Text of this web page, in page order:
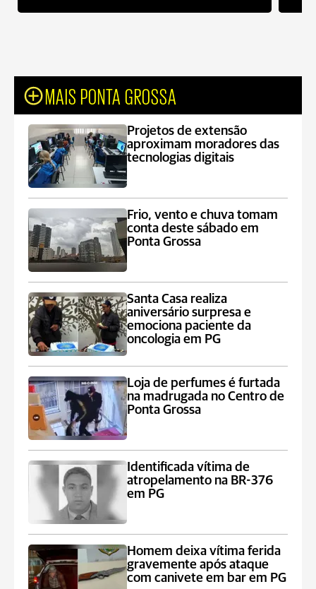
MAIS PONTA GROSSA
Projetos de extensão
aproximam moradores das
tecnologias digitais
Frio, vento e chuva tomam
conta deste sábado em
Ponta Grossa
Santa Casa realiza
aniversário surpresa e
emociona paciente da
oncologia em PG
Loja de perfumes é furtada
na madrugada no Centro de
Ponta Grossa
Identificada vítima de
atropelamento na BR-376
em PG
Homem deixa vítima ferida
gravemente após ataque
com canivete em bar em PG